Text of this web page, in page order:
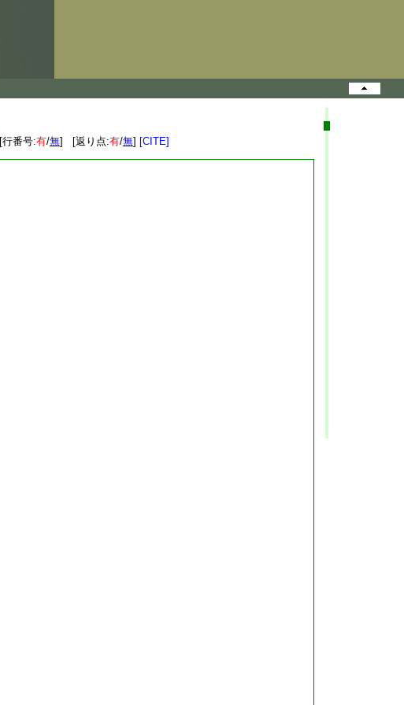
[行番号:有/無] [返り点:有/無] [CITE]